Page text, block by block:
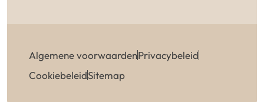
Algemene voorwaardenPrivacybeleid
CookiebeleidSitemap